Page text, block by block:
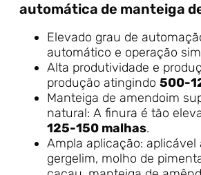
automática de manteiga
Elevado grau de
automático e operação
Alta produtividade e
produção atingindo 500-
Manteiga de amendoim
natural: A finura é tão
125-150 malhas.
Ampla aplicação: aplicável
gergelim, molho de